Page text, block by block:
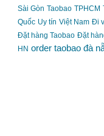
Sài Gòn Taobao TPHCM
Quốc Uy tín Việt Nam Đi
Đặt hàng Taobao Đặt
HN order taobao đà